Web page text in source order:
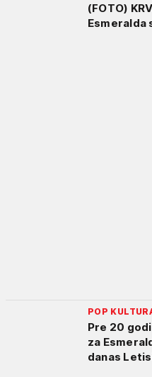
(FOTO)
Esmeralda
POP
Pre 20
za
danas